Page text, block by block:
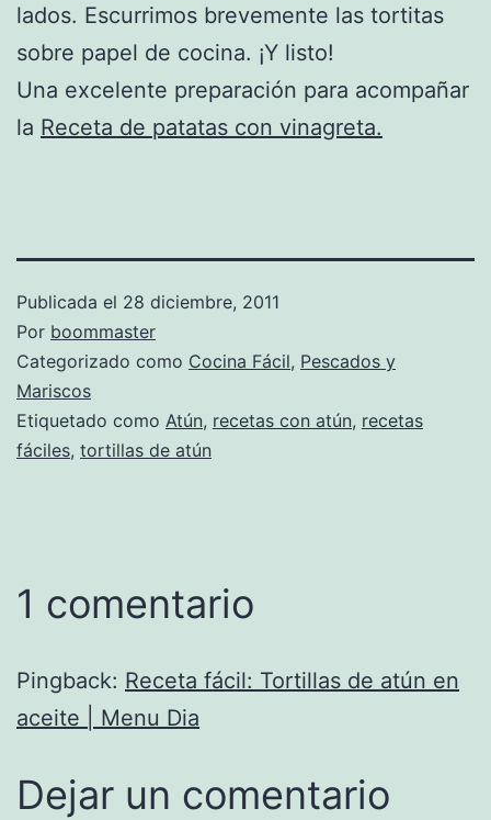
lados. Escurrimos brevemente las tortitas
sobre papel de cocina. ¡Y listo!
Una excelente preparación para acompañar
la Receta de patatas con vinagreta.
Publicada el 28 diciembre, 2011
Por boommaster
Categorizado como Cocina Fácil, Pescados y
Mariscos
Etiquetado como Atún, recetas con atún, recetas
fáciles, tortillas de atún
1 comentario
Pingback: Receta fácil: Tortillas de atún en
aceite | Menu Dia
Dejar un comentario